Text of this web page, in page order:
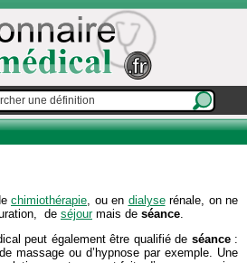
chimiothérapie, ou en dialyserénale, on ne
de séjourmais de séance.
peut également être qualifié de séance:
massage ou d’hypnose par exemple. Une